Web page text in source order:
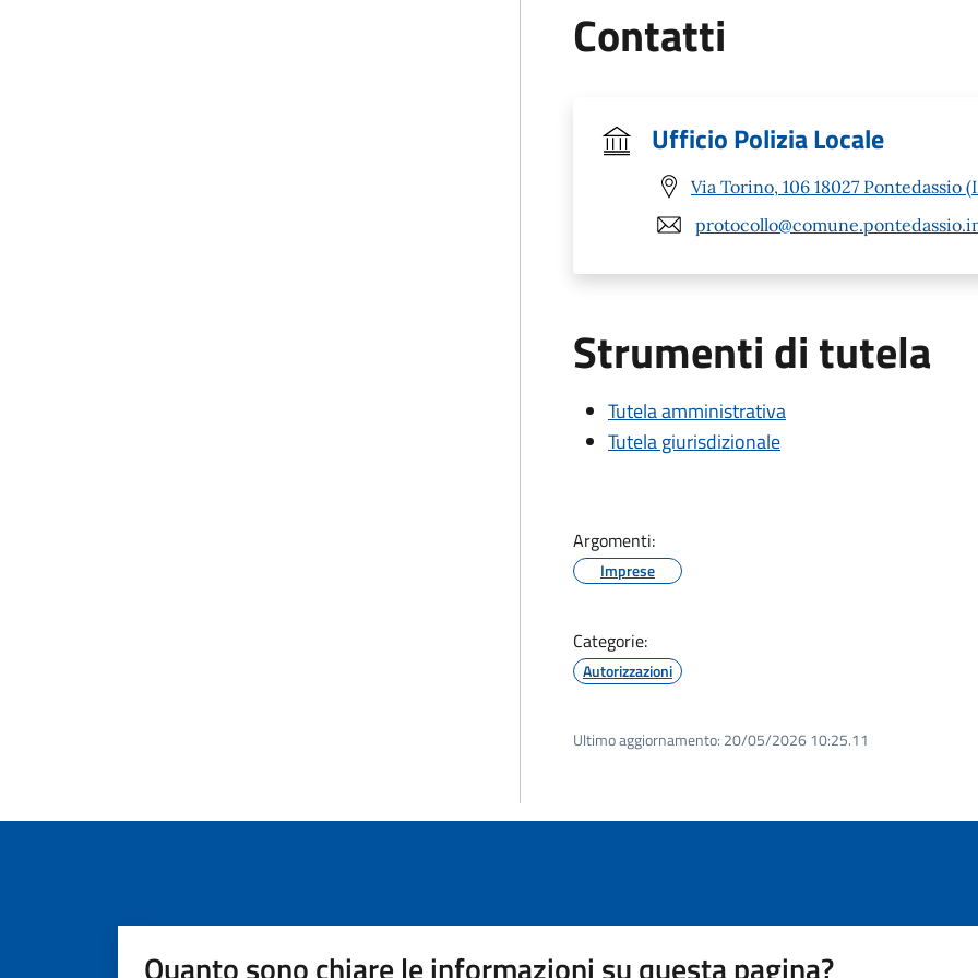
Contatti
Ufficio Polizia Locale
Via Torino, 106 18027 Pontedassio
Strumenti di tutela
Tutela amministrativa
Tutela giurisdizionale
Argomenti:
Imprese
Categorie:
Autorizzazioni
Ultimo aggiornamento: 20/05/2026 10:25.11